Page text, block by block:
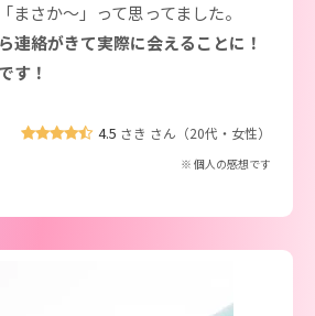
まさか～」って思ってました。
連絡がきて実際に会えることに！
す！
4.5 さき さん（20代・女性）
※ 個人の感想です